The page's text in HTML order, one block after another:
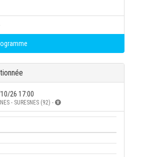
26 17:00
- SURESNES (92) -